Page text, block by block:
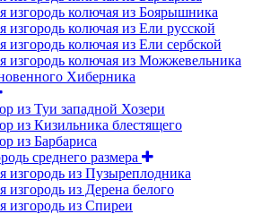
изгородь колючая из Боярышника
изгородь колючая из Ели русской
изгородь колючая из Ели сербской
изгородь колючая из Можжевельника
Хиберника
из Туи западной Хозери
из Кизильника блестящего
из Барбариса
среднего размера
изгородь из Пузыреплодника
изгородь из Дерена белого
изгородь из Спиреи